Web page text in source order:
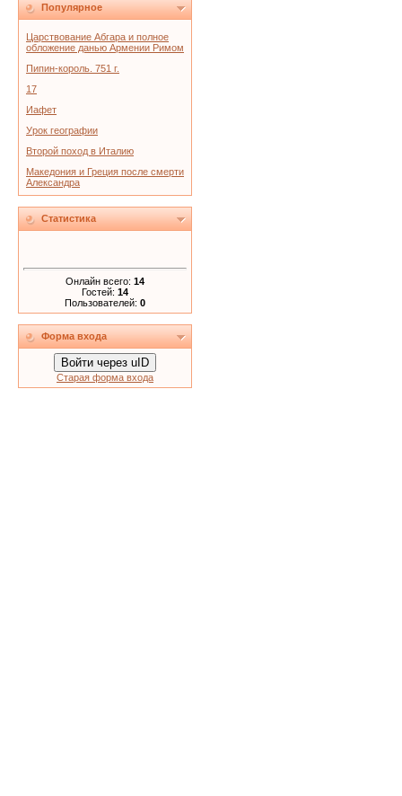
Популярное
Царствование Абгара и полное
обложение данью Армении Римом
Пипин-король. 751 г.
17
Иафет
Урок географии
Второй поход в Италию
Македония и Греция после смерти
Александра
Статистика
Онлайн всего: 14
Гостей: 14
Пользователей: 0
Форма входа
Войти через uID
Старая форма входа